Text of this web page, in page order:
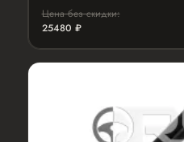
Цена без скидки:
25480 ₽